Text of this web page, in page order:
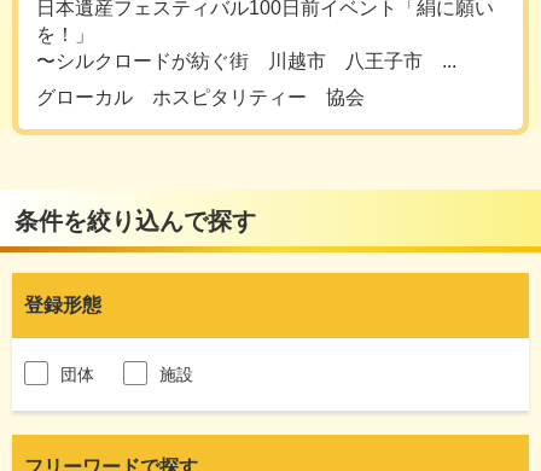
日本遺産フェスティバル100日前イベント「絹に願い
を！」
〜シルクロードが紡ぐ街 川越市 八王子市 ...
グローカル ホスピタリティー 協会
条件を絞り込んで探す
登録形態
団体 施設
フリーワードで探す